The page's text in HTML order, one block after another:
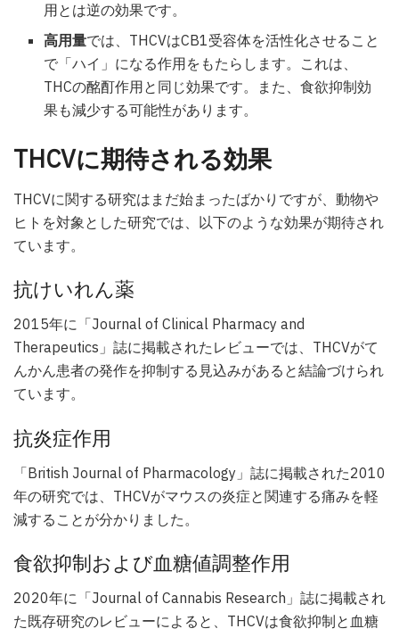
用とは逆の効果です。
高用量では、THCVはCB1受容体を活性化させること
で「ハイ」になる作用をもたらします。これは、
THCの酩酊作用と同じ効果です。また、食欲抑制効
果も減少する可能性があります。
THCVに期待される効果
THCVに関する研究はまだ始まったばかりですが、動物や
ヒトを対象とした研究では、以下のような効果が期待され
ています。
抗けいれん薬
2015年に「Journal of Clinical Pharmacy and
Therapeutics」誌に掲載されたレビューでは、THCVがて
んかん患者の発作を抑制する見込みがあると結論づけられ
ています。
抗炎症作用
「British Journal of Pharmacology」誌に掲載された2010
年の研究では、THCVがマウスの炎症と関連する痛みを軽
減することが分かりました。
食欲抑制および血糖値調整作用
2020年に「Journal of Cannabis Research」誌に掲載され
た既存研究のレビューによると、THCVは食欲抑制と血糖